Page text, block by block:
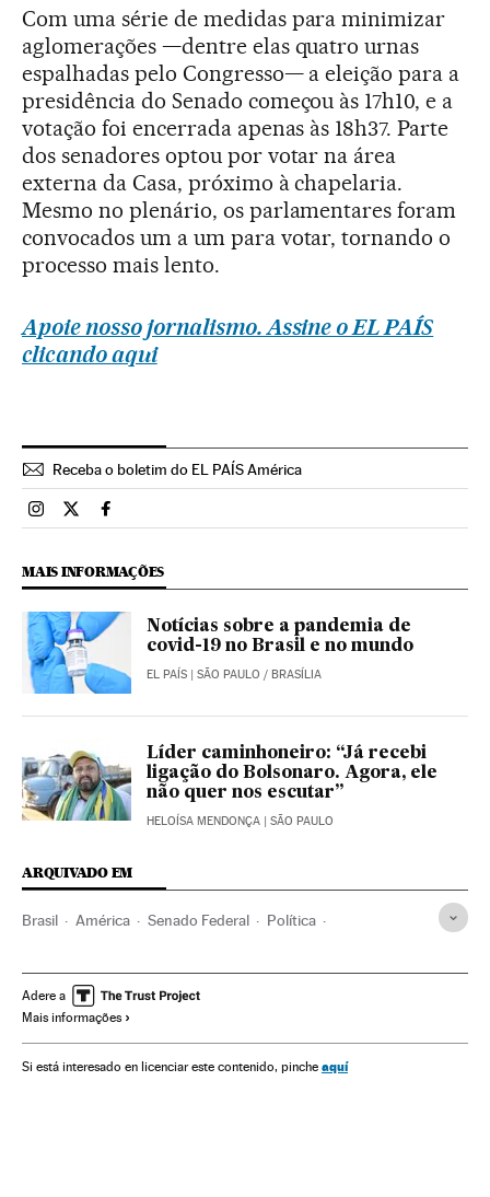
Com uma série de medidas para minimizar
aglomerações —dentre elas quatro urnas
espalhadas pelo Congresso— a eleição para a
presidência do Senado começou às 17h10, e a
votação foi encerrada apenas às 18h37. Parte
dos senadores optou por votar na área
externa da Casa, próximo à chapelaria.
Mesmo no plenário, os parlamentares foram
convocados um a um para votar, tornando o
processo mais lento.
Apoie nosso jornalismo. Assine o EL PAÍS
clicando aqui
Receba o boletim do EL PAÍS América
Brasil El País Brasil en Instagram
Brasil El País Brasil en Twitter
Brasil El País Brasil en Facebook
MAIS INFORMAÇÕES
Notícias sobre a pandemia de
covid-19 no Brasil e no mundo
EL PAÍS | SÃO PAULO / BRASÍLIA
Líder caminhoneiro: “Já recebi
ligação do Bolsonaro. Agora, ele
não quer nos escutar”
HELOÍSA MENDONÇA | SÃO PAULO
ARQUIVADO EM
Brasil América Senado Federal Política
Parlamento Brasília Congresso Nacional
Rodrigo Pacheco
Adere a
Mais informações
Si está interesado en licenciar este contenido, pinche aquí